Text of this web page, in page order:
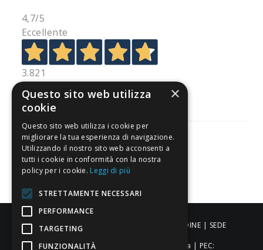
4,7/5
Eccellente
3.821
Recensioni
Pagamenti sicuri
ALDIGIÙ S.R.L. | Via Cortazzis 15 33100 - UDINE | SEDE
OPERATIVA: Via del Progresso 3 - Padova | PEC:
×
Questo sito web utilizza
cookie
Questo sito web utilizza i cookie per
migliorare la tua esperienza di navigazione.
Utilizzando il nostro sito web acconsenti a
tutti i cookie in conformità con la nostra
policy per i cookie. Leggi di più
STRETTAMENTE NECESSARI
PERFORMANCE
TARGETING
FUNZIONALITÀ